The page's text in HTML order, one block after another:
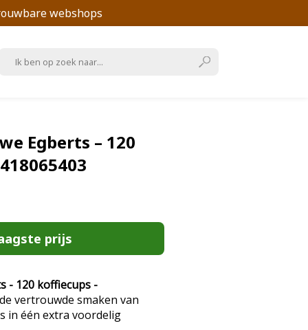
webshops
Egberts – 120
prijs
- 120 koffiecups -
vertrouwde smaken van
in één extra voordelig